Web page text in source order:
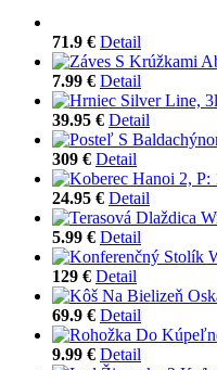
71.9 € Detail
7.99 € Detail
39.95 € Detail
309 € Detail
24.95 € Detail
5.99 € Detail
129 € Detail
69.9 € Detail
9.99 € Detail